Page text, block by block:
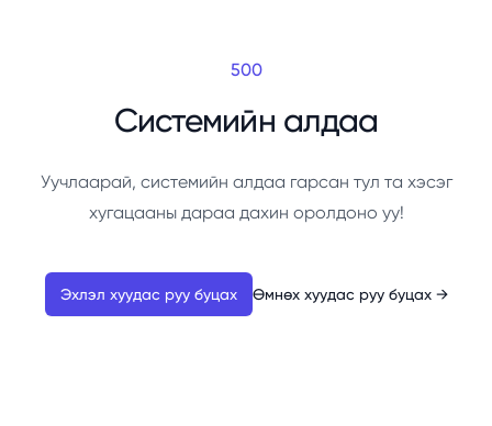
500
Системийн алдаа
Уучлаарай, системийн алдаа гарсан тул та хэсэг
хугацааны дараа дахин оролдоно уу!
Эхлэл хуудас руу буцах Өмнөх хуудас руу буцах →